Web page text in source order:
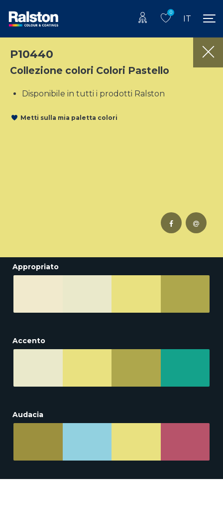
0
IT
P10440
Collezione colori Colori Pastello
Disponibile in tutti i prodotti Ralston
Metti sulla mia paletta colori
Appropriato
Accento
Audacia